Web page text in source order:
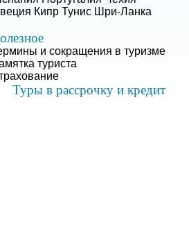
Кипр Тунис Шри-Ланка
и сокращения в туризме
туриста
Туры в рассрочку и кредит